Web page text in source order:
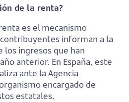
de la renta?
es el mecanismo
informan a la
los ingresos que han
anterior. En España, este
ante la Agencia
encargado de
estatales.